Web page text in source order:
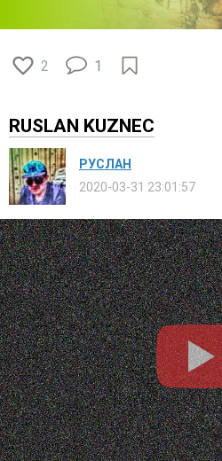
2 1
RUSLAN KUZNEC
РУСЛАН
2020-03-31 23:01:57